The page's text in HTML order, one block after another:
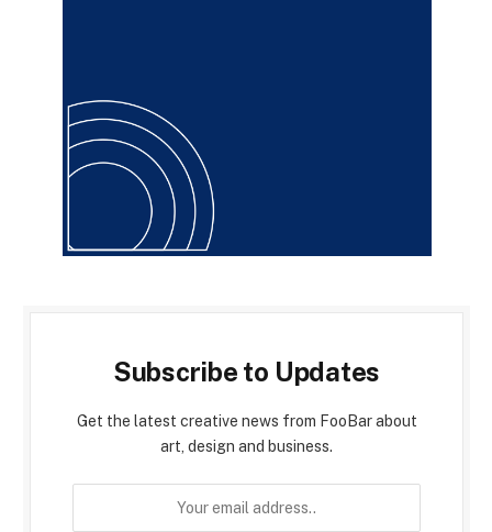
Subscribe to Updates
Get the latest creative news from FooBar about
art, design and business.